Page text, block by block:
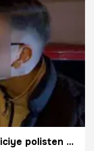
0,50 promil ile sınırda kalan taksiciye polisten ehliyet şakası